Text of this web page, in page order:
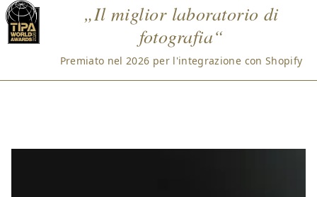
„Il miglior laboratorio di
fotografia“
Premiato nel 2026 per l'integrazione con Shopify